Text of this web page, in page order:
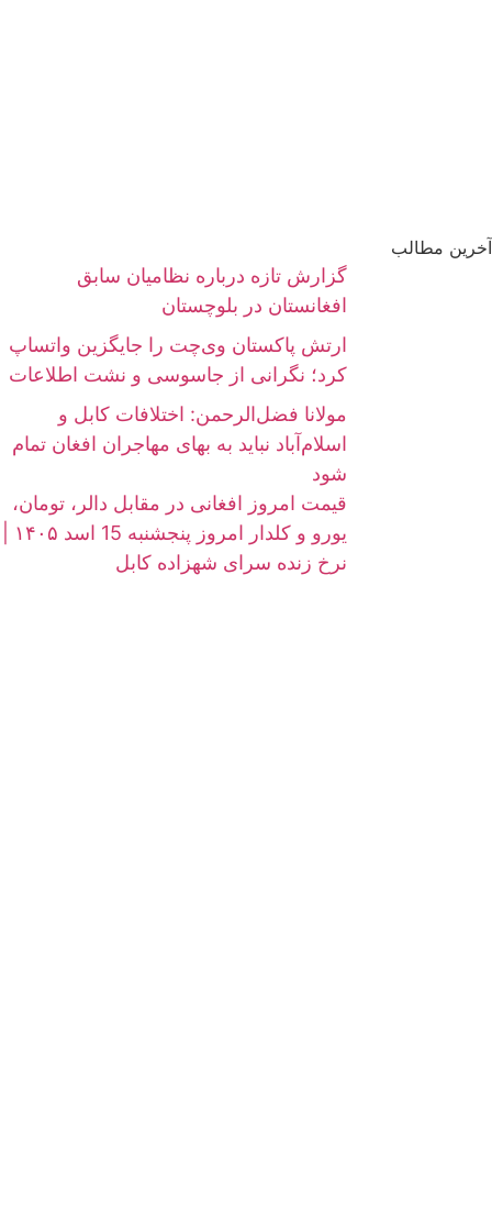
آخرین مطالب
گزارش تازه درباره نظامیان سابق
افغانستان در بلوچستان
ارتش پاکستان وی‌چت را جایگزین واتساپ
کرد؛ نگرانی از جاسوسی و نشت اطلاعات
مولانا فضل‌الرحمن: اختلافات کابل و
اسلام‌آباد نباید به بهای مهاجران افغان تمام
شود
قیمت امروز افغانی در مقابل دالر، تومان،
نرخ زنده سرای شهزاده کابل